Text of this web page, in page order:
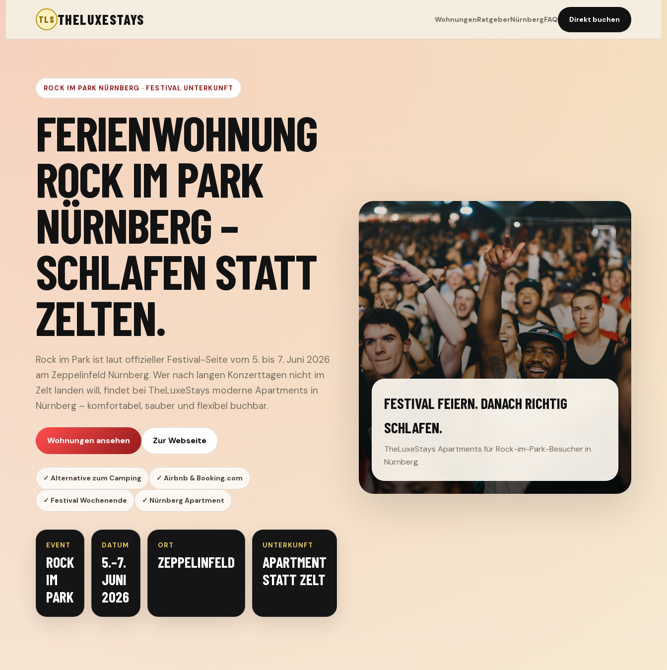
TLS THELUXESTAYS WohnungenRatgeberNürnbergFAQ Direkt buchen
ROCK IM PARK NÜRNBERG · FESTIVAL UNTERKUNFT
FERIENWOHNUNG
ROCK IM PARK
NÜRNBERG –
SCHLAFEN STATT
ZELTEN.
Rock im Park ist laut offizieller Festival-Seite vom 5. bis 7. Juni 2026
am Zeppelinfeld Nürnberg. Wer nach langen Konzerttagen nicht im
Zelt landen will, findet bei TheLuxeStays moderne Apartments in
Nürnberg – komfortabel, sauber und flexibel buchbar.
Wohnungen ansehen Zur Webseite
✓ Alternative zum Camping ✓ Airbnb & Booking.com
✓ Festival Wochenende ✓ Nürnberg Apartment
EVENT
ROCK
IM
PARK
DATUM
5.–7.
JUNI
2026
ORT
ZEPPELINFELD
UNTERKUNFT
APARTMENT
STATT ZELT
FESTIVAL FEIERN. DANACH RICHTIG
SCHLAFEN.
TheLuxeStays Apartments für Rock-im-Park-Besucher in
Nürnberg.